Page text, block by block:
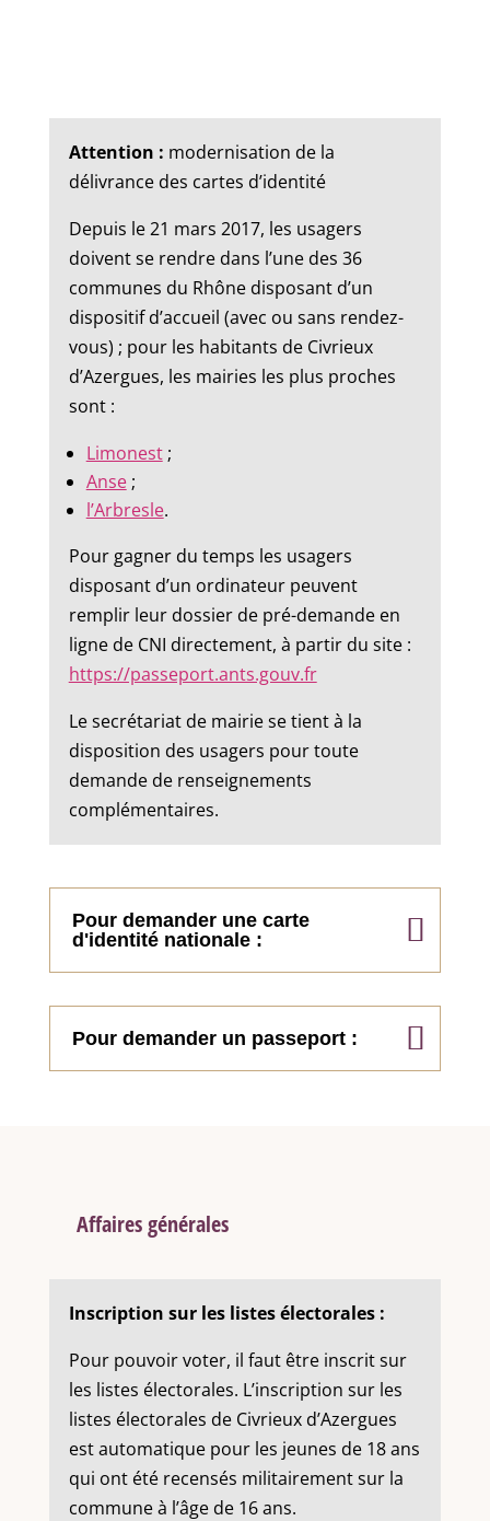
Attention : modernisation de la
délivrance des cartes d’identité
Depuis le 21 mars 2017, les usagers
doivent se rendre dans l’une des 36
communes du Rhône disposant d’un
dispositif d’accueil (avec ou sans rendez-
vous) ; pour les habitants de Civrieux
d’Azergues, les mairies les plus proches
sont :
Limonest;
Anse;
l’Arbresle.
Pour gagner du temps les usagers
disposant d’un ordinateur peuvent
remplir leur dossier de pré-demande en
ligne de CNI directement, à partir du site :
https://passeport.ants.gouv.fr
Le secrétariat de mairie se tient à la
disposition des usagers pour toute
demande de renseignements
complémentaires.
Pour demander une carte
d'identité nationale :
Pour demander un passeport :
Affaires générales
Inscription sur les listes électorales :
Pour pouvoir voter, il faut être inscrit sur
les listes électorales. L’inscription sur les
listes électorales de Civrieux d’Azergues
est automatique pour les jeunes de 18 ans
qui ont été recensés militairement sur la
commune à l’âge de 16 ans.